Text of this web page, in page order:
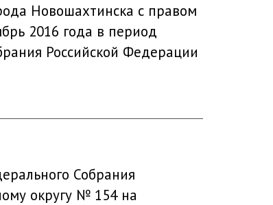
Новошахтинска с правом
2016 года в период
Российской Федерации
Собрания
округу № 154 на